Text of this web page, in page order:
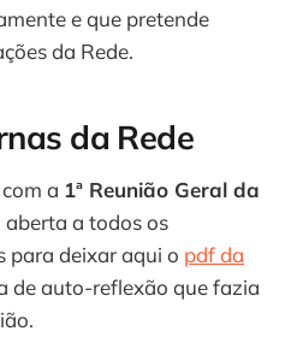
e que pretende
da Rede.
da Rede
a 1ª Reunião Geral da
a todos os
para deixar aqui o pdf da
de auto-reflexão que fazia